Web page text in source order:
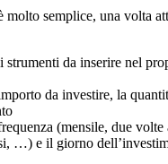
molto semplice, una volta
strumenti da inserire nel
da investire, la
(mensile, due volte
…) e il giorno